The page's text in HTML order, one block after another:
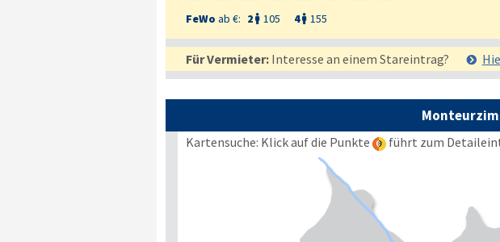
FeWo ab €: 2  105 4 155
Für Vermieter:Interesse an einem Stareintrag?
Kartensuche: Klick auf die Punkte führt zum